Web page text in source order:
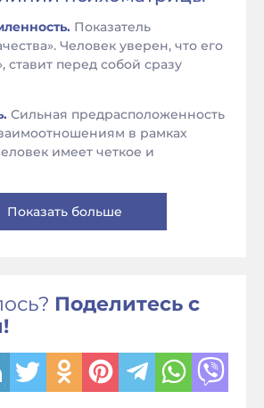
Показатель
Человек уверен, что его
ставит перед собой сразу
Сильная предрасположенность
в рамках
имеет четкое и
Показать больше
Поделитесь с